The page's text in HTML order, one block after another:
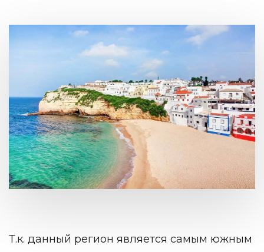
Т.к. данный регион является самым южным